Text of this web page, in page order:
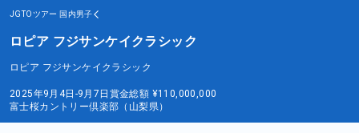
JGTOツアー 国内男子
ロピア フジサンケイクラシック
ロピア フジサンケイクラシック
2025年9月4日-9月7日 賞金総額 ¥110,000,000
富士桜カントリー倶楽部（山梨県）